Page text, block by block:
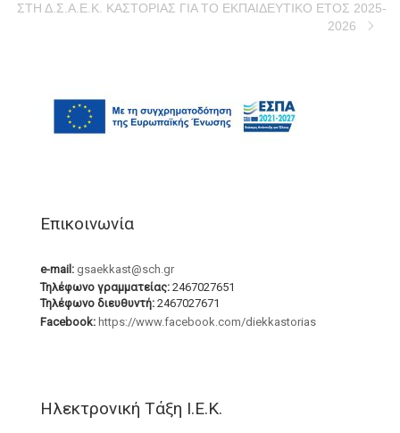
ΣΤΗ Δ.Σ.Α.Ε.Κ. ΚΑΣΤΟΡΙΑΣ ΓΙΑ ΤΟ ΕΚΠΑΙΔΕΥΤΙΚΟ ΕΤΟΣ 2025-
2026
Επικοινωνία
e-mail: gsaekkast@sch.gr
Τηλέφωνο γραμματείας: 2467027651
Τηλέφωνο διευθυντή: 2467027671
Facebook: https://www.facebook.com/diekkastorias
Ηλεκτρονική Τάξη Ι.Ε.Κ.